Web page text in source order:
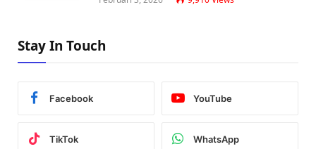
Stay In Touch
Facebook YouTube
TikTok WhatsApp